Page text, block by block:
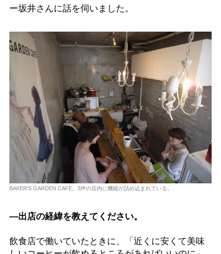
ー坂井さんに話を伺いました。
BAKER'S GARDEN CAFE。3坪の店内に機能が詰め込まれている。
―出店の経緯を教えてください。
飲食店で働いていたときに、「近くに安くて美味